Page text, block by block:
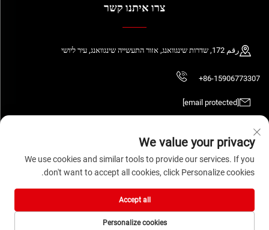
צרו איתנו קשר
رقم 172, שדרות שינגוואנג, אזור התעשייה שינגוואנג, עיר ליושי
+86-15906773307
[email protected]
כל הזכויות שמורות © 2026 WENZHOU DAQUAN ELECTRIC CO.,LTD מדיניות הפרטיות
We value your privacy
We use cookies and similar tools to provide our services. If you
don't want to accept all cookies, click Personalize cookies.
Personalize cookies
Accept all